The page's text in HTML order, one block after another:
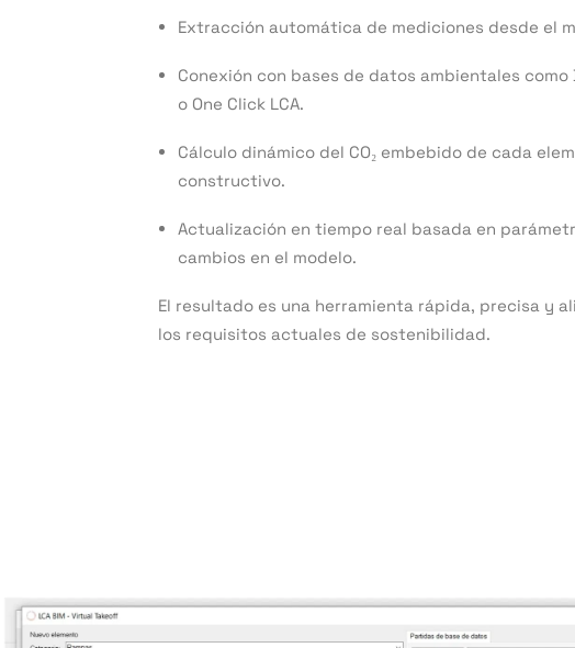
Extracción automática de mediciones desde el
Conexión con bases de datos ambientales como
o One Click LCA.
Cálculo dinámico del CO₂ embebido de cada
constructivo.
Actualización en tiempo real basada en
cambios en el modelo.
El resultado es una herramienta rápida, precisa y
los requisitos actuales de sostenibilidad.